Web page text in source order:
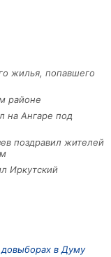
жилья, попавшего
районе
на Ангаре под
поздравил жителей
Иркутский
довыборах в Думу